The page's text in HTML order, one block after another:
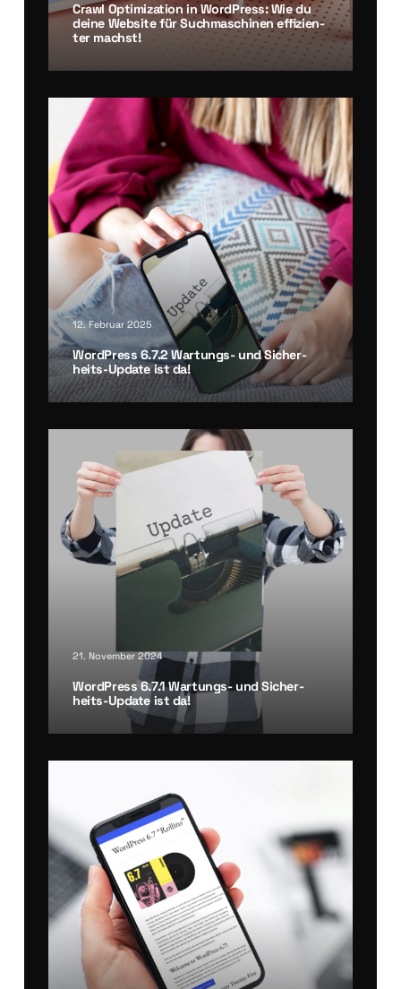
Crawl Opti­miza­ti­on in Word­Press: Wie du
dei­ne Web­site für Such­ma­schi­nen effi­zi­en­
ter machst!
12. Februar 2025
Word­Press 6.7.2 War­tungs- und Sicher­
heits-Update ist da!
21. November 2024
Word­Press 6.7.1 War­tungs- und Sicher­
heits-Update ist da!